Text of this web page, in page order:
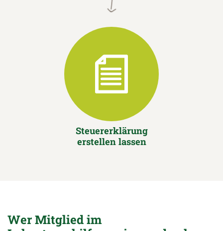
Steuererklärung
erstellen lassen
Wer Mitglied im